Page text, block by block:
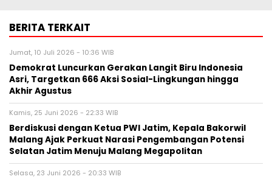
BERITA TERKAIT
Jumat, 10 Juli 2026 - 10:36 WIB
Demokrat Luncurkan Gerakan Langit Biru Indonesia
Asri, Targetkan 666 Aksi Sosial-Lingkungan hingga
Akhir Agustus
Kamis, 25 Juni 2026 - 22:33 WIB
Berdiskusi dengan Ketua PWI Jatim, Kepala Bakorwil
Malang Ajak Perkuat Narasi Pengembangan Potensi
Selatan Jatim Menuju Malang Megapolitan
Selasa, 23 Juni 2026 - 20:33 WIB